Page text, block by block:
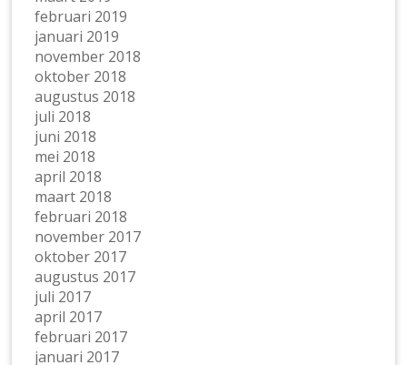
februari 2019
januari 2019
november 2018
oktober 2018
augustus 2018
juli 2018
juni 2018
mei 2018
april 2018
maart 2018
februari 2018
november 2017
oktober 2017
augustus 2017
juli 2017
april 2017
februari 2017
januari 2017